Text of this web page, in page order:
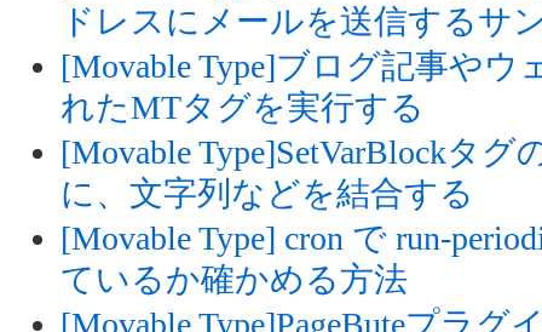
ドレスにメールを送信するサ
[Movable Type]ブログ記事や
れたMTタグを実行する
[Movable Type]SetVarBlockタ
に、文字列などを結合する
[Movable Type] cron で run-
ているか確かめる方法
[Movable Type]PageButeプラグ